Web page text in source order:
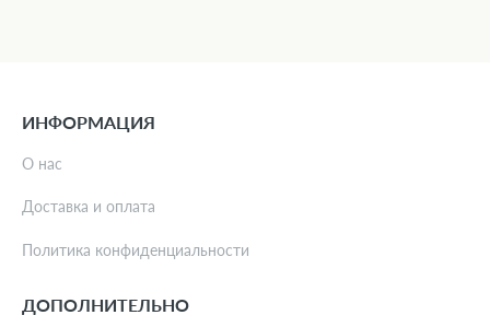
ИНФОРМАЦИЯ
О нас
Доставка и оплата
Политика конфиденциальности
ДОПОЛНИТЕЛЬНО